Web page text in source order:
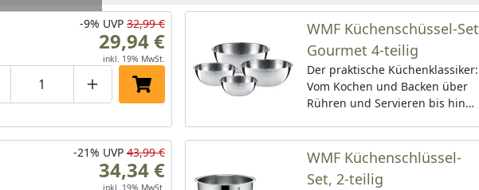
um eins verringern
Produktmenge manuell eingeben
Produktmenge um eins erhöhen
In den Einkaufswagen legen
-9% UVP 32,99 €
29,94 €
inkl. 19% MwSt.
WMF Küchenschüssel-Set
Gourmet 4-teilig
Der praktische Küchenklassiker:
Vom Kochen und Backen über
Rühren und Servieren bis hin
das 4-teilige Gourmet
Küchenschüssel-Set von WMF
wie gemacht für die vielseitige
Zubereitung
-21% UVP 43,99 €
34,34 €
inkl. 19% MwSt.
WMF Küchenschlüssel-
Set, 2-teilig